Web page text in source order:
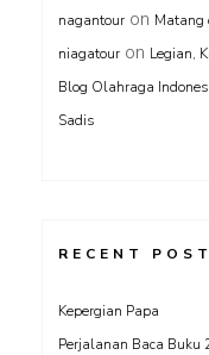
nagantour on Matang
niagatour on Legian,
Blog Olahraga
Sadis
RECENT
Kepergian Papa
Perjalanan Baca Buku